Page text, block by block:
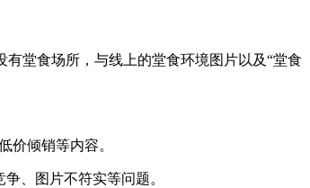
堂食场所，与线上的堂食环境图片以及“堂食
倾销等内容。
、图片不符实等问题。